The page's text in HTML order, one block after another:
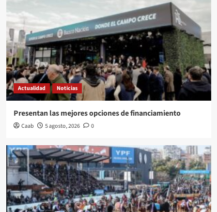
Actualidad Noticias
Presentan las mejores opciones de financiamiento
Caab 5 agosto, 2026 0